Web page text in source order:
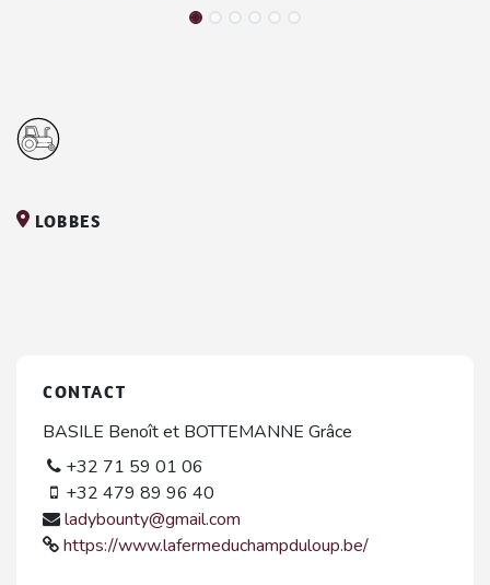
LOBBES
CONTACT
BASILE Benoît et BOTTEMANNE Grâce
+32 71 59 01 06
+32 479 89 96 40
ladybounty@gmail.com
https://www.lafermeduchampduloup.be/